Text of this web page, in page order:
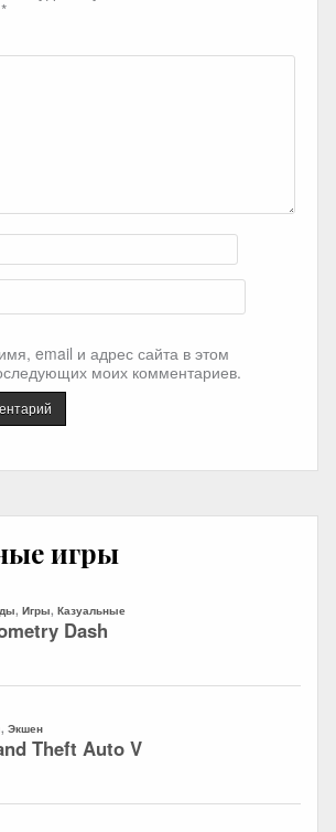
*
email и адрес сайта в этом
моих комментариев.
игры